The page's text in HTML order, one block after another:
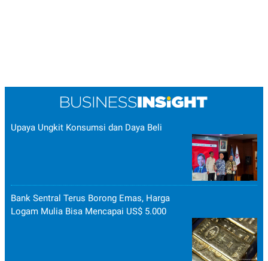
Upaya Ungkit Konsumsi dan Daya Beli
Bank Sentral Terus Borong Emas, Harga
Logam Mulia Bisa Mencapai US$ 5.000